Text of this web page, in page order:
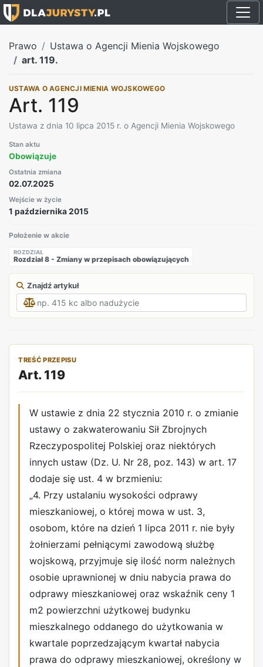
Prawo
Ustawa o Agencji Mienia Wojskowego
art. 119.
USTAWA O AGENCJI MIENIA WOJSKOWEGO
Art. 119
Ustawa z dnia 10 lipca 2015 r. o Agencji Mienia Wojskowego
Stan aktu
Obowiązuje
Ostatnia zmiana
02.07.2025
Wejście w życie
1 października 2015
Położenie w akcie
ROZDZIAŁ
Rozdział 8 - Zmiany w przepisach obowiązujących
Znajdź artykuł
TREŚĆ PRZEPISU
Art. 119
W ustawie z dnia 22 stycznia 2010 r. o zmianie
ustawy o zakwaterowaniu Sił Zbrojnych
Rzeczypospolitej Polskiej oraz niektórych
innych ustaw (Dz. U. Nr 28, poz. 143) w art. 17
dodaje się ust. 4 w brzmieniu:
„4. Przy ustalaniu wysokości odprawy
mieszkaniowej, o której mowa w ust. 3,
osobom, które na dzień 1 lipca 2011 r. nie były
żołnierzami pełniącymi zawodową służbę
wojskową, przyjmuje się ilość norm należnych
osobie uprawnionej w dniu nabycia prawa do
odprawy mieszkaniowej oraz wskaźnik ceny 1
m2 powierzchni użytkowej budynku
mieszkalnego oddanego do użytkowania w
kwartale poprzedzającym kwartał nabycia
prawa do odprawy mieszkaniowej, określony w